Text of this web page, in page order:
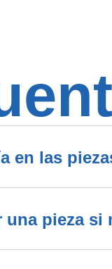
en las
una pieza si